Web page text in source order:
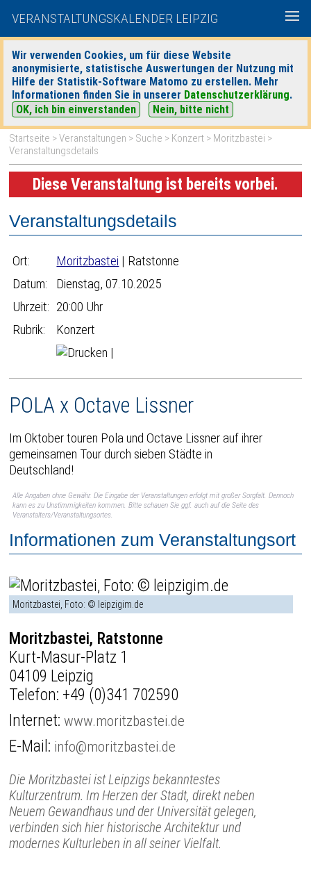
VERANSTALTUNGSKALENDER LEIPZIG
Wir verwenden Cookies, um für diese Website
anonymisierte, statistische Auswertungen der Nutzung mit
Hilfe der Statistik-Software Matomo zu erstellen. Mehr
Informationen finden Sie in unserer Datenschutzerklärung.
OK, ich bin einverstanden
Nein, bitte nicht
heute|morgen| Detaillierte Suche
Startseite >Veranstaltungen > Suche > Konzert > Moritzbastei >
Veranstaltungsdetails
Diese Veranstaltung ist bereits vorbei.
Veranstaltungsdetails
Ort: Moritzbastei | Ratstonne
Datum:
Dienstag, 07.10.2025
Uhrzeit: 20:00 Uhr
Rubrik:
Konzert
|
POLA x Octave Lissner
Im Oktober touren Pola und Octave Lissner auf ihrer
gemeinsamen Tour durch sieben Städte in
Deutschland!
Alle Angaben ohne Gewähr. Die Eingabe der Veranstaltungen erfolgt mit großer Sorgfalt. Dennoch
kann es zu Unstimmigkeiten kommen. Bitte schauen Sie ggf. auch auf die Seite des
Veranstalters/Veranstaltungsortes.
Informationen zum Veranstaltungsort
Moritzbastei, Foto: © leipzigim.de
Moritzbastei, Ratstonne
Kurt-Masur-Platz 1
04109 Leipzig
Telefon: +49 (0)341 702590
Internet:www.moritzbastei.de
E-Mail: info@moritzbastei.de
Die Moritzbastei ist Leipzigs bekanntestes
Kulturzentrum. Im Herzen der Stadt, direkt neben
Neuem Gewandhaus und der Universität gelegen,
verbinden sich hier historische Architektur und
modernes Kulturleben in all seiner Vielfalt.